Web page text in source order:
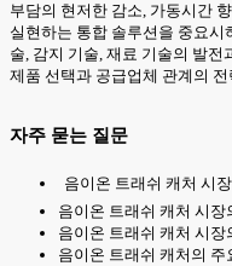
부담의 현저한 감소, 가동시간
실현하는 통합 솔루션을 중요시
술, 감지 기술, 재료 기술의 발전
제품 선택과 공급업체 관계의
자주 묻는 질문
음이온 트래쉬 캐처 시
음이온 트래쉬 캐처 시
음이온 트래쉬 캐처 시
음이온 트래쉬 캐처의